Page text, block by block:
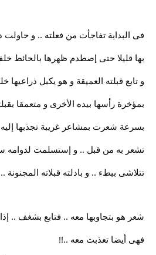
فى البداية تفاجأت من فعلته .. و حاولت
بها قليلا حتى إصطدم ظهرها بالحائط
و تابع قبلته العميقة و هو يكبل
بمؤخرة رأسها بيده الأخرى و متعمقا
بسرعة شعرت بمشاعر غريبة تجذبها
تشعر به من قبل .. و إستسلمت لدوامه
تتلاشى ببطء .. و بادلته قبلاته المجنونة
شعر هو بتجاوبها معه .. فتابع بشغف ..
فهى أيضا تعذبت معه ..!!